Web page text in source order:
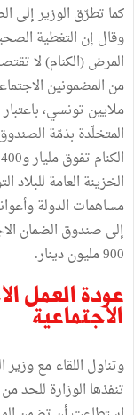
كما تطرّق الوزيرإلى
وقال إن التغطية
المرض(الكنام)لا
من المضمونين
ملايين تونسي،باعتبار
المتخلّدة بذمّة
الكنام تفوقمليارو400
الخزينة العامة للبلاد
مساهمات الدولة
إلى صندوق الضمان
900مليوندينار.
عودة العمل
الاجتماعية
وتناول اللقاءمعوزير
تنفذها الوزارة للحدمن